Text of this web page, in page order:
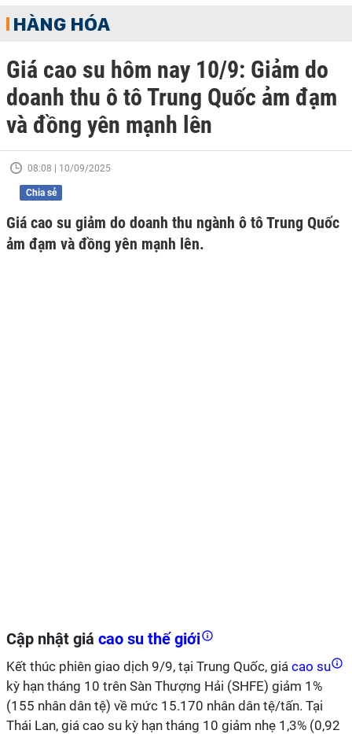
HÀNG HÓA
Giá cao su hôm nay 10/9: Giảm do
doanh thu ô tô Trung Quốc ảm đạm
và đồng yên mạnh lên
08:08 | 10/09/2025
Chia sẻ
Giá cao su giảm do doanh thu ngành ô tô Trung Quốc
ảm đạm và đồng yên mạnh lên.
Cập nhật giá cao su thế giới
Kết thúc phiên giao dịch 9/9, tại Trung Quốc, giá cao su
kỳ hạn tháng 10 trên Sàn Thượng Hải (SHFE) giảm 1%
(155 nhân dân tệ) về mức 15.170 nhân dân tệ/tấn. Tại
Thái Lan, giá cao su kỳ hạn tháng 10 giảm nhẹ 1,3% (0,92